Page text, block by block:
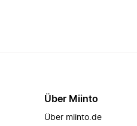
Über Miinto
Über miinto.de